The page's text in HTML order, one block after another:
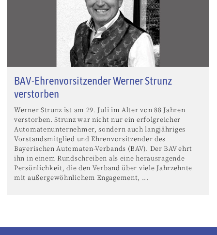
BAV-Ehrenvorsitzender Werner Strunz
verstorben
Werner Strunz ist am 29. Juli im Alter von 88 Jahren
verstorben. Strunz war nicht nur ein erfolgreicher
Automatenunternehmer, sondern auch langjähriges
Vorstandsmitglied und Ehrenvorsitzender des
Bayerischen Automaten-Verbands (BAV). Der BAV ehrt
ihn in einem Rundschreiben als eine herausragende
Persönlichkeit, die den Verband über viele Jahrzehnte
mit außergewöhnlichem Engagement, ...